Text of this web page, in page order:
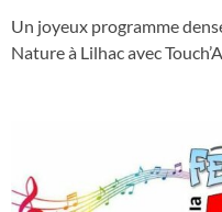
Un joyeux programme
Nature à Lilhac avec